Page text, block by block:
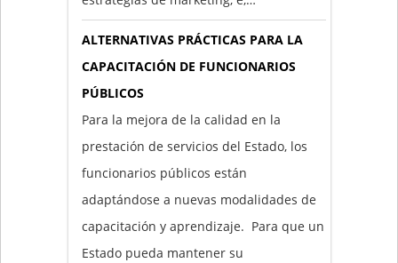
ALTERNATIVAS PRÁCTICAS PARA LA
CAPACITACIÓN DE FUNCIONARIOS
PÚBLICOS
Para la mejora de la calidad en la
prestación de servicios del Estado, los
funcionarios públicos están
adaptándose a nuevas modalidades de
capacitación y aprendizaje. Para que un
Estado pueda mantener su